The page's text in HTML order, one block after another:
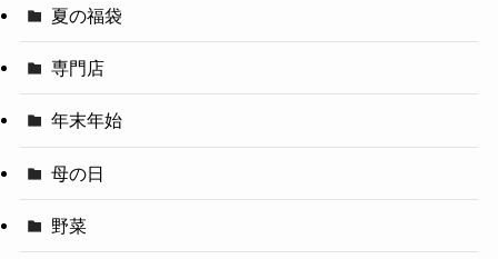
夏の福袋
専門店
年末年始
母の日
野菜